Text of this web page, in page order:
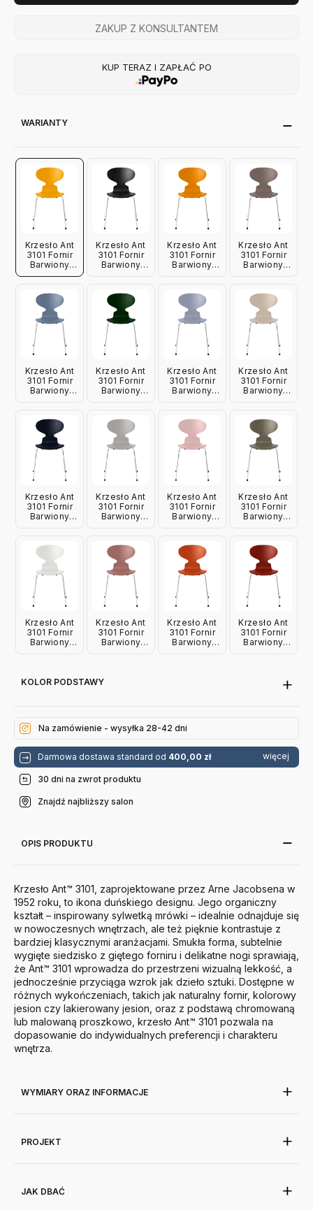
ZAKUP Z KONSULTANTEM
KUP TERAZ I ZAPŁAĆ PO
WARIANTY
Krzesło Ant
3101 Fornir
Barwiony
Żółty Fritz
Krzesło Ant
3101 Fornir
Barwiony
Krzesło Ant
3101 Fornir
Barwiony
Krzesło Ant
3101 Fornir
Barwiony
Krzesło Ant
3101 Fornir
Barwiony
Hansen
Krzesło Ant
3101 Fornir
Barwiony
Krzesło Ant
3101 Fornir
Barwiony
Krzesło Ant
3101 Fornir
Barwiony
Krzesło Ant
3101 Fornir
Barwiony
Krzesło Ant
3101 Fornir
Barwiony
Krzesło Ant
3101 Fornir
Barwiony
Krzesło Ant
3101 Fornir
Barwiony
Krzesło Ant
3101 Fornir
Barwiony
Krzesło Ant
3101 Fornir
Barwiony
Krzesło Ant
3101 Fornir
Barwiony
Krzesło Ant
3101 Fornir
Barwiony
KOLOR PODSTAWY
Na zamówienie - wysyłka 28-42 dni
Darmowa dostawa standard od 400,00 zł więcej
30 dni na zwrot produktu
Znajdź najbliższy salon
OPIS PRODUKTU
Krzesło Ant™ 3101, zaprojektowane przez Arne Jacobsena w
1952 roku, to ikona duńskiego designu. Jego organiczny
kształt – inspirowany sylwetką mrówki – idealnie odnajduje się
w nowoczesnych wnętrzach, ale też pięknie kontrastuje z
bardziej klasycznymi aranżacjami. Smukła forma, subtelnie
wygięte siedzisko z giętego forniru i delikatne nogi sprawiają,
że Ant™ 3101 wprowadza do przestrzeni wizualną lekkość, a
jednocześnie przyciąga wzrok jak dzieło sztuki. Dostępne w
różnych wykończeniach, takich jak naturalny fornir, kolorowy
jesion czy lakierowany jesion, oraz z podstawą chromowaną
lub malowaną proszkowo, krzesło Ant™ 3101 pozwala na
dopasowanie do indywidualnych preferencji i charakteru
wnętrza.
WYMIARY ORAZ INFORMACJE
PROJEKT
JAK DBAĆ